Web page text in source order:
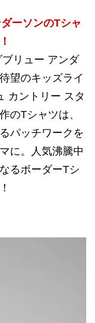
ーソンのTシャ
リュー アンダ
望のキッズライ
カントリー スタ
のTシャツは、
パッチワークを
に。人気沸騰中
るボーダーTシ